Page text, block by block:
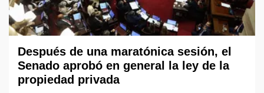
Después de una maratónica sesión, el
Senado aprobó en general la ley de la
propiedad privada